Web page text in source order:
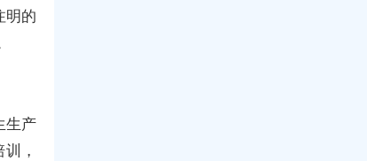
明的
生产
，